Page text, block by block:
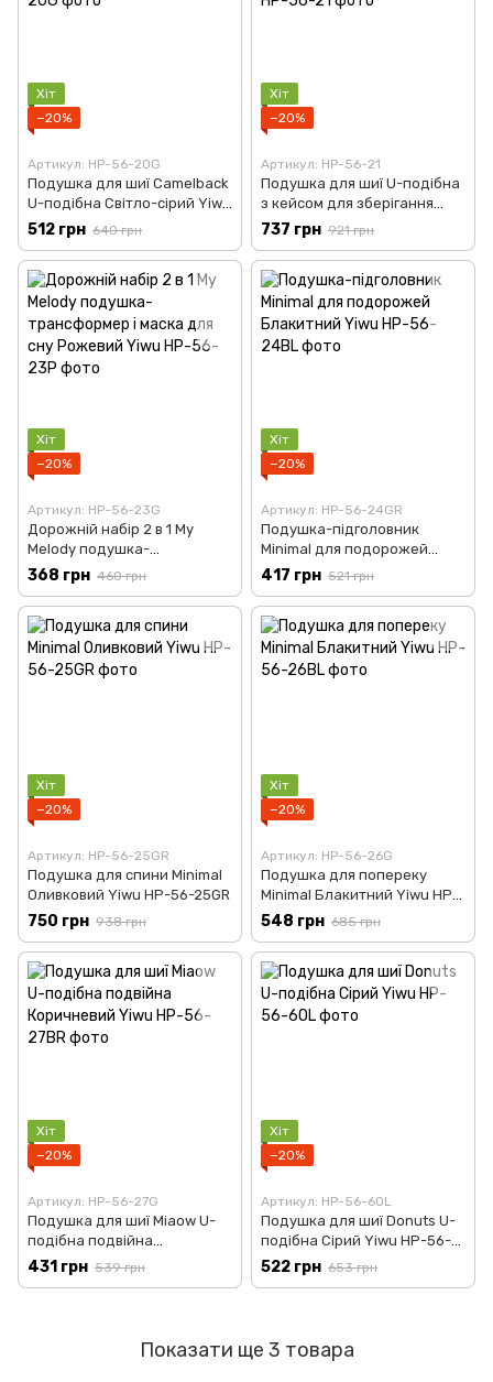
Хіт
−20%
Артикул: HP-56-20G
Подушка для шиї Camelback
U-подібна Світло-сірий Yiwu
HP-56-20G
512 грн 640 грн
Хіт
−20%
Артикул: HP-56-21
Подушка для шиї U-подібна
з кейсом для зберігання
Блакитний Yiwu HP-56-21
737 грн 921 грн
Хіт
−20%
Артикул: HP-56-23G
Дорожній набір 2 в 1 My
Melody подушка-
трансформер і маска для
сну Рожевий Yiwu HP-56-
23P
368 грн 460 грн
Хіт
−20%
Артикул: HP-56-24GR
Подушка-підголовник
Minimal для подорожей
Блакитний Yiwu HP-56-24BL
417 грн 521 грн
Хіт
−20%
Артикул: HP-56-25GR
Подушка для спини Minimal
Оливковий Yiwu HP-56-25GR
750 грн 938 грн
Хіт
−20%
Артикул: HP-56-26G
Подушка для попереку
Minimal Блакитний Yiwu HP-
56-26BL
548 грн 685 грн
Хіт
−20%
Артикул: HP-56-27G
Подушка для шиї Miaow U-
подібна подвійна
Коричневий Yiwu HP-56-
431 грн 539 грн
Хіт
−20%
Артикул: HP-56-6OL
Подушка для шиї Donuts U-
подібна Сірий Yiwu HP-56-
6OL
522 грн 653 грн
Показати ще 3 товара